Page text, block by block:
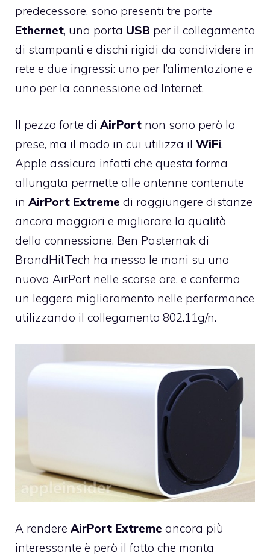
predecessore, sono presenti tre porte
Ethernet, una porta USB per il collegamento
di stampanti e dischi rigidi da condividere in
rete e due ingressi: uno per l’alimentazione e
uno per la connessione ad Internet.
Il pezzo forte di AirPort non sono però la
prese, ma il modo in cui utilizza il WiFi.
Apple assicura infatti che questa forma
allungata permette alle antenne contenute
in AirPort Extreme di raggiungere distanze
ancora maggiori e migliorare la qualità
della connessione. Ben Pasternak di
BrandHitTech ha messo le mani su una
nuova AirPort nelle scorse ore, e conferma
un leggero miglioramento nelle performance
utilizzando il collegamento 802.11g/n.
A rendere AirPort Extreme ancora più
interessante è però il fatto che monta